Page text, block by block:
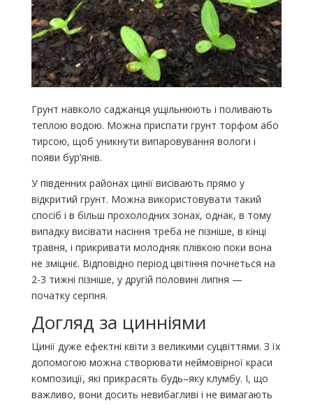
Грунт навколо саджанця ущільнюють і поливають
теплою водою. Можна приспати грунт торфом або
тирсою, щоб уникнути випаровування вологи і
появи бур’янів.
У південних районах цинії висівають прямо у
відкритий грунт. Можна використовувати такий
спосіб і в більш прохолодних зонах, однак, в тому
випадку висівати насіння треба не пізніше, в кінці
травня, і прикривати молодняк плівкою поки вона
не зміцніє. Відповідно період цвітіння почнеться на
2-3 тижні пізніше, у другій половині липня —
початку серпня.
Догляд за цинніями
Цинії дуже ефектні квіти з великими суцвіттями. З їх
допомогою можна створювати неймовірної краси
композиції, які прикрасять будь–яку клумбу. І, що
важливо, вони досить невибагливі і не вимагають